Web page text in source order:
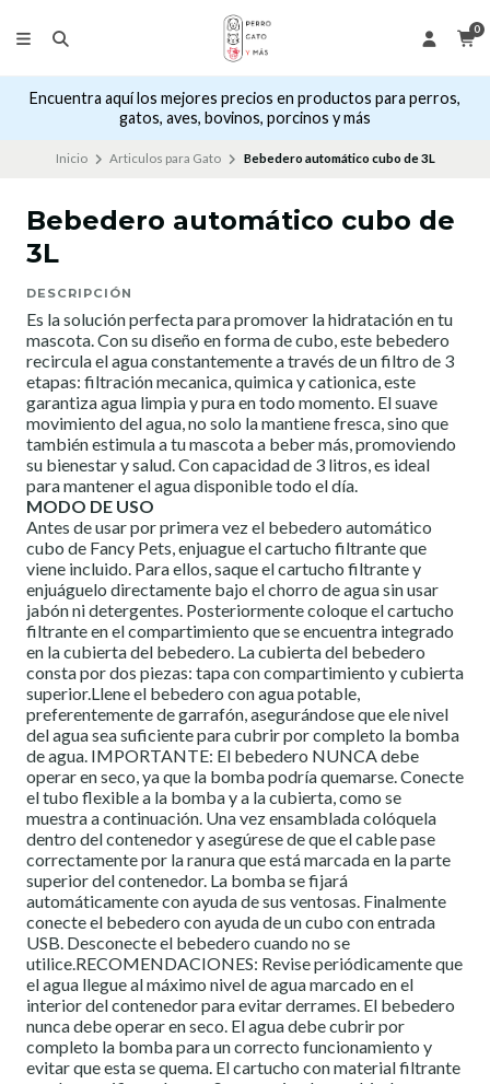
0
Encuentra aquí los mejores precios en productos para perros,
gatos, aves, bovinos, porcinos y más
Inicio Articulos para Gato Bebedero automático cubo de 3L
Bebedero automático cubo de
3L
DESCRIPCIÓN
Es la solución perfecta para promover la hidratación en tu
mascota. Con su diseño en forma de cubo, este bebedero
recircula el agua constantemente a través de un filtro de 3
etapas: filtración mecanica, quimica y cationica, este
garantiza agua limpia y pura en todo momento. El suave
movimiento del agua, no solo la mantiene fresca, sino que
también estimula a tu mascota a beber más, promoviendo
su bienestar y salud. Con capacidad de 3 litros, es ideal
para mantener el agua disponible todo el día.
MODO DE USO
Antes de usar por primera vez el bebedero automático
cubo de Fancy Pets, enjuague el cartucho filtrante que
viene incluido. Para ellos, saque el cartucho filtrante y
enjuáguelo directamente bajo el chorro de agua sin usar
jabón ni detergentes. Posteriormente coloque el cartucho
filtrante en el compartimiento que se encuentra integrado
en la cubierta del bebedero. La cubierta del bebedero
consta por dos piezas: tapa con compartimiento y cubierta
superior.Llene el bebedero con agua potable,
preferentemente de garrafón, asegurándose que ele nivel
del agua sea suficiente para cubrir por completo la bomba
de agua. IMPORTANTE: El bebedero NUNCA debe
operar en seco, ya que la bomba podría quemarse. Conecte
el tubo flexible a la bomba y a la cubierta, como se
muestra a continuación. Una vez ensamblada colóquela
dentro del contenedor y asegúrese de que el cable pase
correctamente por la ranura que está marcada en la parte
superior del contenedor. La bomba se fijará
automáticamente con ayuda de sus ventosas. Finalmente
conecte el bebedero con ayuda de un cubo con entrada
USB. Desconecte el bebedero cuando no se
utilice.RECOMENDACIONES: Revise periódicamente que
el agua llegue al máximo nivel de agua marcado en el
interior del contenedor para evitar derrames. El bebedero
nunca debe operar en seco. El agua debe cubrir por
completo la bomba para un correcto funcionamiento y
evitar que esta se quema. El cartucho con material filtrante